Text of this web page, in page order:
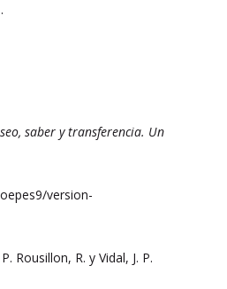
saber y transferencia. Un
version-
Rousillon, R. y Vidal, J. P.